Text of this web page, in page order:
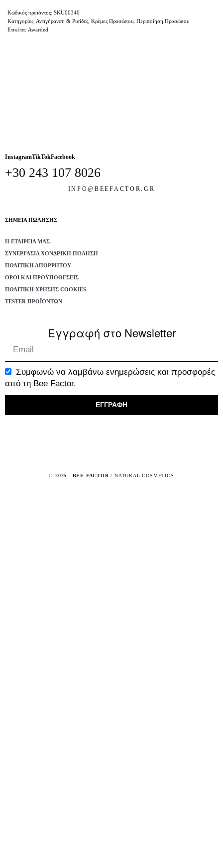
SKU00340
Κατηγορίες: Αντιγήρανση & Ρυτίδες Κρέμες Προσώπου Περιποίηση Προσώπου
Ετικέτα: Awarded
InstagramTikTokFacebook
+30 243 107 8026
INFO@BEEFACTOR.GR
ΣΗΜΕΙΑ ΠΩΛΗΣΗΣ
Η ΕΤΑΙΡΕΊΑ ΜΑΣ
ΣΥΝΕΡΓΑΣΊΑ ΧΟΝΔΡΙΚΉ ΠΏΛΗΣΗ
ΠΟΛΙΤΙΚΉ ΑΠΟΡΡΉΤΟΥ
ΌΡΟΙ ΚΑΙ ΠΡΟΫΠΟΘΈΣΕΙΣ
ΠΟΛΙΤΙΚΉ ΧΡΉΣΗΣ COOKIES
TESTER ΠΡΟΪΌΝΤΩΝ
Εγγραφή στο Newsletter
Συμφωνώ να λαμβάνω ενημερώσεις και προσφορές
από τη Bee Factor.
ΕΓΓΡΑΦΗ
© 2025 - BEE FACTOR/ NATURAL COSMETICS